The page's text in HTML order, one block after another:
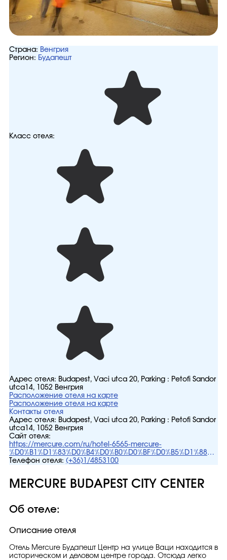
Страна: Венгрия
Регион: Будапешт
Класс отеля:
Адрес отеля: Budapest, Vaci utca 20, Parking : Petofi Sandor
utca14, 1052 Венгрия
Расположение отеля на карте
Расположение отеля на карте
Контакты отеля
Адрес отеля: Budapest, Vaci utca 20, Parking : Petofi Sandor
utca14, 1052 Венгрия
Сайт отеля:
https://mercure.com/ru/hotel-6565-mercure-
%D1%81%D0%B8%D1%82%D0%B8-
Телефон отеля: (+36)1/4853100
MERCURE BUDAPEST CITY CENTER
Об отеле:
Описание отеля
Отель Mercure Будапешт Центр на улице Ваци находится в
историческом и деловом центре города. Отсюда легко